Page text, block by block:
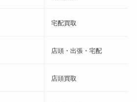
宅配買取
店頭・出張・宅配
店頭買取